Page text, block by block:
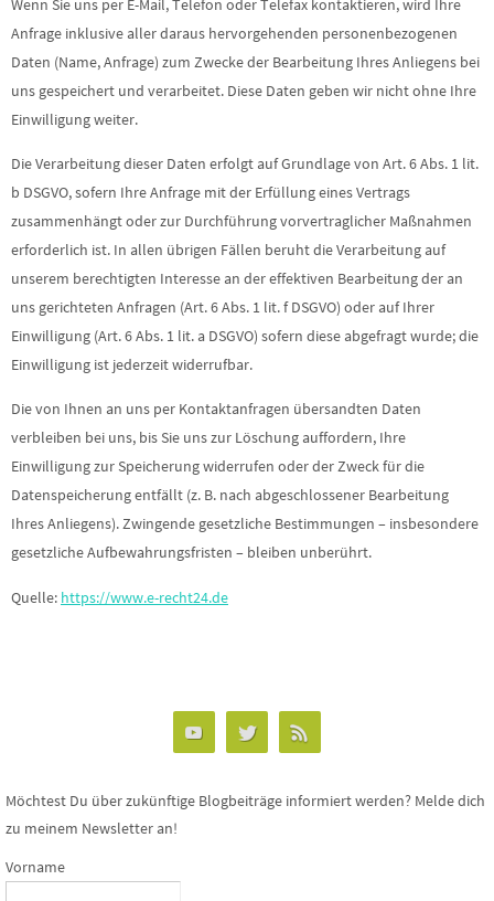
Anfrage inklusive aller daraus hervorgehenden personenbezogenen
Daten (Name, Anfrage) zum Zwecke der Bearbeitung Ihres Anliegens bei
uns gespeichert und verarbeitet. Diese Daten geben wir nicht ohne Ihre
Einwilligung weiter.
Die Verarbeitung dieser Daten erfolgt auf Grundlage von Art. 6 Abs. 1 lit.
b DSGVO, sofern Ihre Anfrage mit der Erfüllung eines Vertrags
zusammenhängt oder zur Durchführung vorvertraglicher Maßnahmen
erforderlich ist. In allen übrigen Fällen beruht die Verarbeitung auf
unserem berechtigten Interesse an der effektiven Bearbeitung der an
uns gerichteten Anfragen (Art. 6 Abs. 1 lit. f DSGVO) oder auf Ihrer
Einwilligung (Art. 6 Abs. 1 lit. a DSGVO) sofern diese abgefragt wurde; die
Einwilligung ist jederzeit widerrufbar.
Die von Ihnen an uns per Kontaktanfragen übersandten Daten
verbleiben bei uns, bis Sie uns zur Löschung auffordern, Ihre
Einwilligung zur Speicherung widerrufen oder der Zweck für die
Datenspeicherung entfällt (z. B. nach abgeschlossener Bearbeitung
Ihres Anliegens). Zwingende gesetzliche Bestimmungen – insbesondere
gesetzliche Aufbewahrungsfristen – bleiben unberührt.
Quelle: https://www.e-recht24.de
Möchtest Du über zukünftige Blogbeiträge informiert werden? Melde dich
zu meinem Newsletter an!
Vorname